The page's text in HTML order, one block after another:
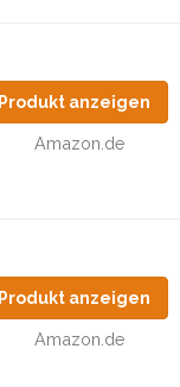
Produkt anzeigen
Amazon.de
Produkt anzeigen
Amazon.de